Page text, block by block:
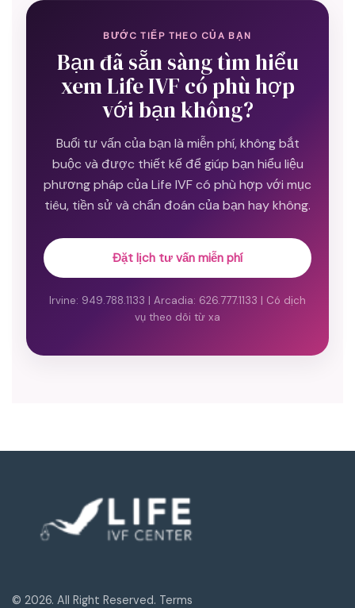
BƯỚC TIẾP THEO CỦA BẠN
Bạn đã sẵn sàng tìm hiểu
xem Life IVF có phù hợp
với bạn không?
Buổi tư vấn của bạn là miễn phí, không bắt
buộc và được thiết kế để giúp bạn hiểu liệu
phương pháp của Life IVF có phù hợp với mục
tiêu, tiền sử và chẩn đoán của bạn hay không.
Đặt lịch tư vấn miễn phí
Irvine: 949.788.1133 | Arcadia: 626.777.1133 | Có dịch
vụ theo dõi từ xa
© 2026. All Right Reserved. Terms